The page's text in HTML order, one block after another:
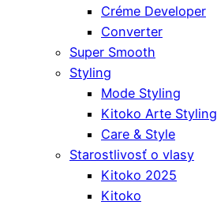
Créme Developer
Converter
Super Smooth
Styling
Mode Styling
Kitoko Arte Styling
Care & Style
Starostlivosť o vlasy
Kitoko 2025
Kitoko